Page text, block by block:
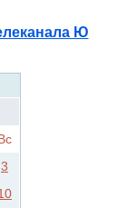
Ю
3